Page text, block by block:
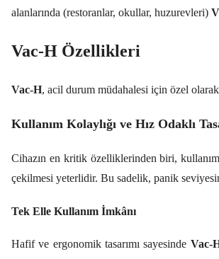
alanlarında (restoranlar, okullar, huzurevleri)
Vac-H Özellikleri
Vac-H, acil durum müdahalesi için özel
Kullanım Kolaylığı ve Hız Odaklı
Cihazın en kritik özelliklerinden biri,
çekilmesi yeterlidir. Bu sadelik, panik
Tek Elle Kullanım İmkânı
Hafif ve ergonomik tasarımı sayesinde Vac-